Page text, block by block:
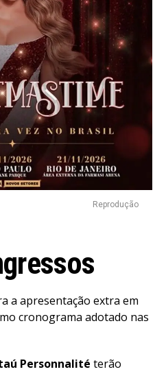
Reprodução
a apresentação extra em
cronograma adotado nas
Personnalité terão